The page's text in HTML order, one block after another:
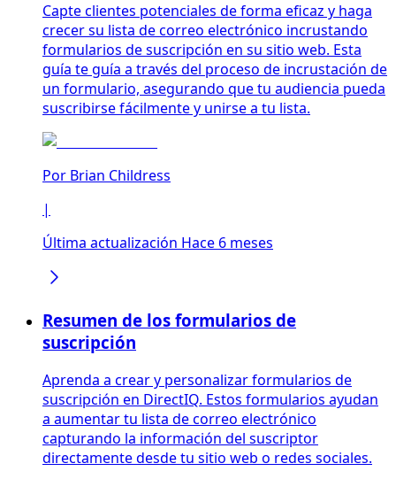
Capte clientes potenciales de forma eficaz y haga
crecer su lista de correo electrónico incrustando
formularios de suscripción en su sitio web. Esta
guía te guía a través del proceso de incrustación de
un formulario, asegurando que tu audiencia pueda
suscribirse fácilmente y unirse a tu lista.
Por Brian Childress
|
Última actualización Hace 6 meses
Resumen de los formularios de
suscripción
Aprenda a crear y personalizar formularios de
suscripción en DirectIQ. Estos formularios ayudan
a aumentar tu lista de correo electrónico
capturando la información del suscriptor
directamente desde tu sitio web o redes sociales.